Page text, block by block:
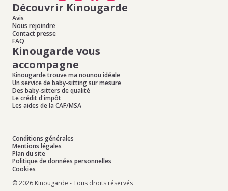
Découvrir Kinougarde
Avis
Nous rejoindre
Contact presse
FAQ
Kinougarde vous
accompagne
Kinougarde trouve ma nounou idéale
Un service de baby-sitting sur mesure
Des baby-sitters de qualité
Le crédit d'impôt
Les aides de la CAF/MSA
Conditions générales
Mentions légales
Plan du site
Politique de données personnelles
Cookies
© 2026 Kinougarde - Tous droits réservés